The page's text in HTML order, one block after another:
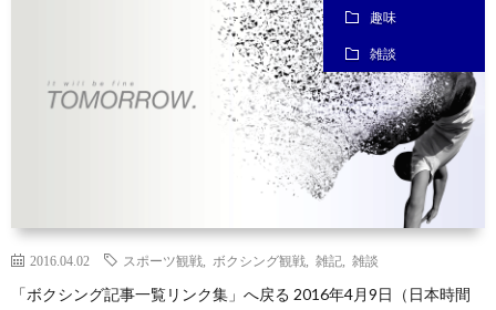
趣味
雑談
2016.04.02 スポーツ観戦 ボクシング観戦 雑記 雑談
「ボクシング記事一覧リンク集」へ戻る 2016年4月9日（日本時間